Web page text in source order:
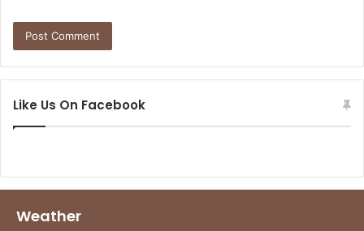
Like Us On Facebook
Weather